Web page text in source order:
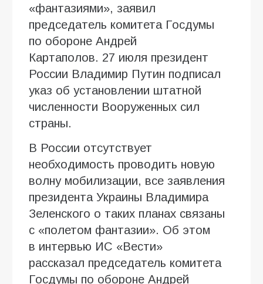
«фантазиями», заявил
председатель комитета Госдумы
по обороне Андрей
Картаполов. 27 июля президент
России Владимир Путин подписал
указ об установлении штатной
численности Вооруженных сил
страны.
В России отсутствует
необходимость проводить новую
волну мобилизации, все заявления
президента Украины Владимира
Зеленского о таких планах связаны
с «полетом фантазии». Об этом
в интервью ИC «Вести»
рассказал председатель комитета
Госдумы по обороне Андрей